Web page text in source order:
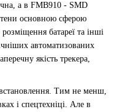
а в FMB910 - SMD
основною сферою
батареї та інші
автоматизованих
якість трекера,
Тим не менш,
і спецтехніці. Але в